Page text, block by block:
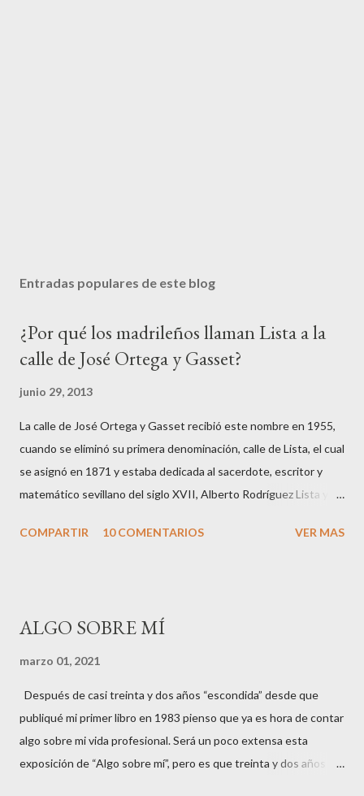
Entradas populares de este blog
¿Por qué los madrileños llaman Lista a la
calle de José Ortega y Gasset?
junio 29, 2013
La calle de José Ortega y Gasset recibió este nombre en 1955,
cuando se eliminó su primera denominación, calle de Lista, el cual
se asignó en 1871 y estaba dedicada al sacerdote, escritor y
matemático sevillano del siglo XVII, Alberto Rodríguez Lista y
nueva denominación, popularmente, los madrileños la siguen
http://www.edicioneslalibreria.es/
COMPARTIR 10 COMENTARIOS VER MAS
ALGO SOBRE MÍ
marzo 01, 2021
Después de casi treinta y dos años “escondida” desde que
publiqué mi primer libro en 1983 pienso que ya es hora de contar
algo sobre mi vida profesional. Será un poco extensa esta
exposición de “Algo sobre mí”, pero es que treinta y dos años